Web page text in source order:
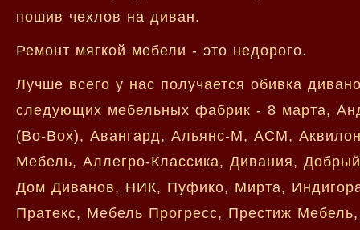
пошив чехлов на диван.
Ремонт мягкой мебели - это недорого.
Лучше всего у нас получается обивка
следующих мебельных фабрик - 8 марта,
(Bo-Box), Авангард, Альянс-М, АСМ,
Мебель, Аллегро-Классика, Дивания,
Дом Диванов, НИК, Пуфико, Мирта,
Пратекс, Мебель Прогресс, Престиж